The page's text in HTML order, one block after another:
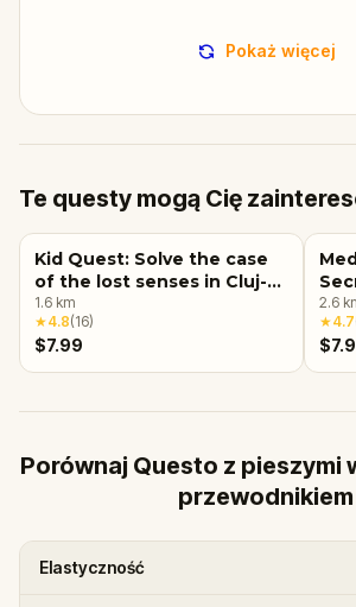
Pokaż więcej
Te questy mogą Cię
Kid Quest: Solve the case
of the lost senses in Cluj-
Napoca
1.6 km
★4.8(16)
$7.99
2.6
★4.7
Porównaj Questo z pieszymi
przewodnikiem
Elastyczność